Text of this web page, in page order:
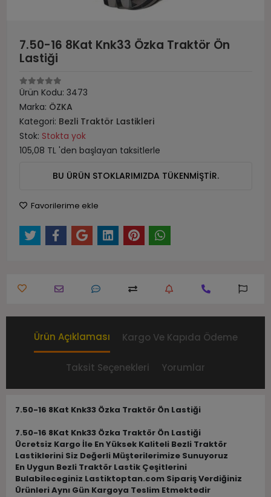
7.50-16 8Kat Knk33 Özka Traktör Ön
Lastiği
Ürün Kodu: 3473
Marka: ÖZKA
Kategori: Bezli Traktör Lastikleri
Stok: Stokta yok
105,08 TL 'den başlayan taksitlerle
BU ÜRÜN STOKLARIMIZDA TÜKENMİŞTİR.
Favorilerime ekle
Ürün Açıklaması Kargo Ve Kapıda Ödeme
Taksit Seçenekleri Yorumlar
7.50-16 8Kat Knk33 Özka Traktör Ön Lastiği
7.50-16 8Kat Knk33 Özka Traktör Ön Lastiği
Ücretsiz Kargo İle En Yüksek Kaliteli Bezli Traktör
Lastiklerini Siz Değerli Müşterilerimize Sunuyoruz
En Uygun Bezli Traktör Lastik Çeşitlerini
Bulabileceginiz Lastiktoptan.com Sipariş Verdiğiniz
Ürünleri Aynı Gün Kargoya Teslim Etmektedir